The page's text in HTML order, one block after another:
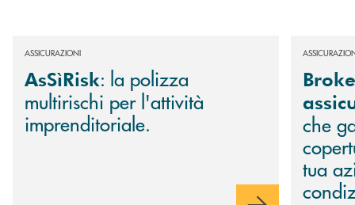
ASSICURAZIONI
AsSìRisk: la polizza
multirischi per l'attività
imprenditoriale.
che
tua